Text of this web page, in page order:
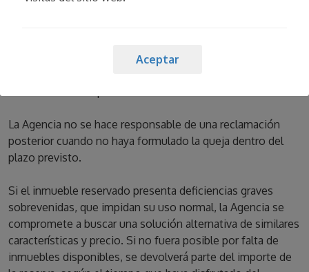
más tardar 24 horas después de su llegada al inmueble. La
La Agencia no se hace responsable de una reclamación
posterior cuando no haya formulado la queja dentro del
plazo previsto.
Si el inmueble reservado presenta deficiencias graves
sobrevenidas, que impidan su uso normal, la Agencia se
compromete a buscar una solución alternativa de similares
características y precio. Si no fuera posible por falta de
inmuebles disponibles, se devolverá parte del importe de
Aceptar